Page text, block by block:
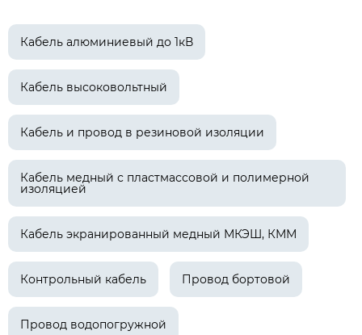
Кабель алюминиевый до 1кВ
Кабель высоковольтный
Кабель и провод в резиновой изоляции
Кабель медный с пластмассовой и полимерной
изоляцией
Кабель экранированный медный МКЭШ, КММ
Контрольный кабель Провод бортовой
Провод водопогружной